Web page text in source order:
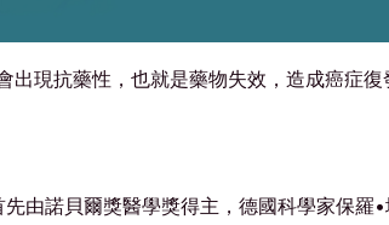
出現抗藥性，也就是藥物失效，造成癌症復
由諾貝爾獎醫學獎得主，德國科學家保羅